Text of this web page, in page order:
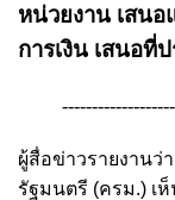
หน่วยงาน เสน
การเงิน เสนอที่
ผู้สื่อข่าวรายงานว่
รัฐมนตรี (ครม.) เ